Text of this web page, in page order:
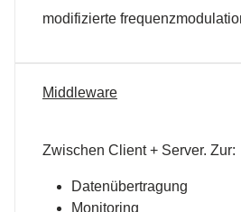
modifizierte
Middleware
Zwischen Client + Server. Zur:
Datenübertragung
Monitoring